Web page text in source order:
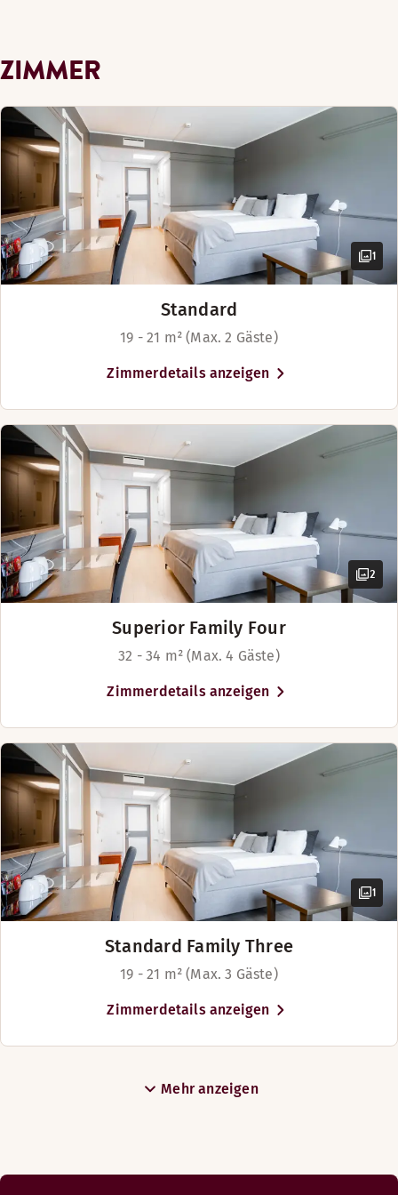
ZIMMER
1
Standard
19 - 21 m² (Max. 2 Gäste)
Zimmerdetails anzeigen
2
Superior Family Four
32 - 34 m² (Max. 4 Gäste)
Zimmerdetails anzeigen
1
Standard Family Three
19 - 21 m² (Max. 3 Gäste)
Zimmerdetails anzeigen
Mehr anzeigen